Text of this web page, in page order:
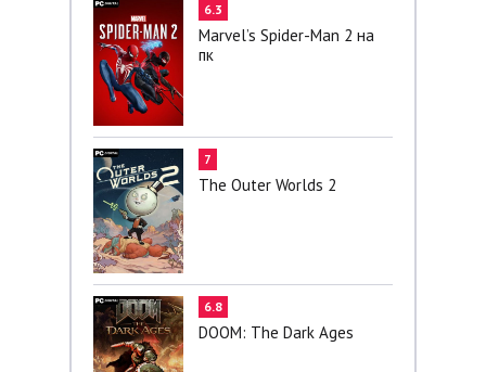
6.3
Marvel’s Spider-Man 2 на
пк
7
The Outer Worlds 2
6.8
DOOM: The Dark Ages